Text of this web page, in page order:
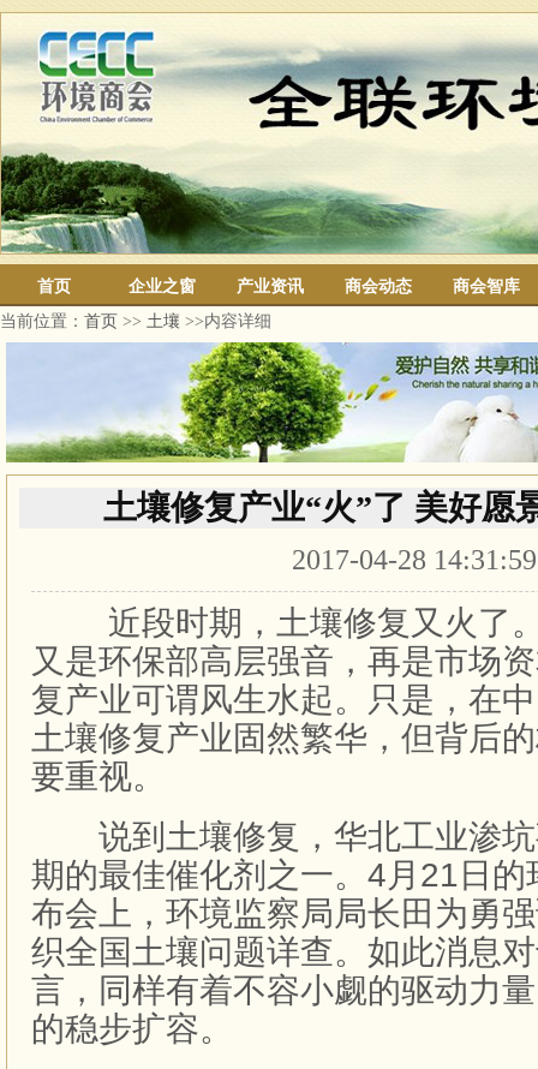
首页 企业之窗 产业资讯 商会动态
商会智库
当前位置： 首页 >> 土壤 >>内容详细
土壤修复产业“火”了 美好愿
2017-04-28
近段时期，土壤修复又火了。
又是环保部高层强音，再是市场
复产业可谓风生水起。只是，在
土壤修复产业固然繁华，但背后
要重视。
说到土壤修复，华北工业渗坑
期的最佳催化剂之一。4月21日
布会上，环境监察局局长田为勇
织全国土壤问题详查。如此消息
言，同样有着不容小觑的驱动力
的稳步扩容。